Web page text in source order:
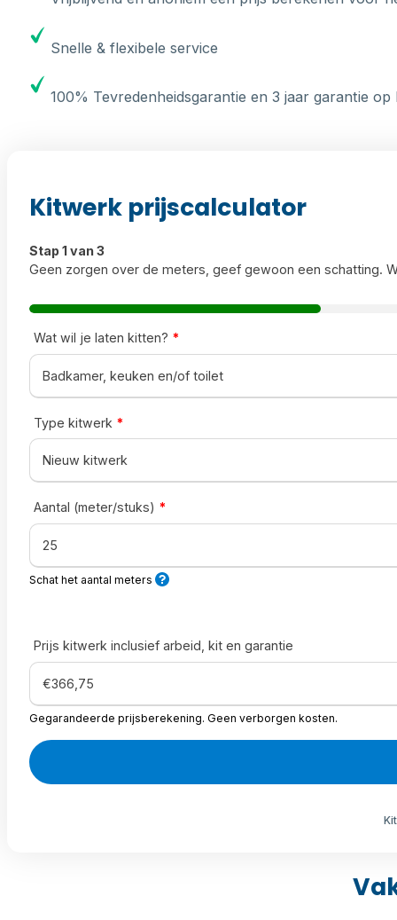
Snelle & flexibele service
100% Tevredenheidsgarantie en 3 jaar garantie
Kitwerk prijscalculator
Stap 1 van 3
Geen zorgen over de meters, geef gewoon een schatting.
Wat wil je laten kitten? *
Type kitwerk *
Aantal (meter/stuks) *
Schat het aantal meters
Prijs kitwerk inclusief arbeid, kit en garantie
Gegarandeerde prijsberekening. Geen verborgen kosten.